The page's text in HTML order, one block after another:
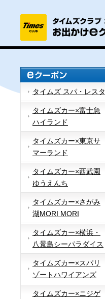
タイムズ スパ・レスタ
タイムズカー×富士急
ハイランド
タイムズカー×東京サ
マーランド
タイムズカー×西武園
ゆうえんち
タイムズカー×さがみ
湖MORI MORI
タイムズカー×横浜・
八景島シーパラダイス
タイムズカー×スパリ
ゾートハワイアンズ
タイムズカー×ニジゲ